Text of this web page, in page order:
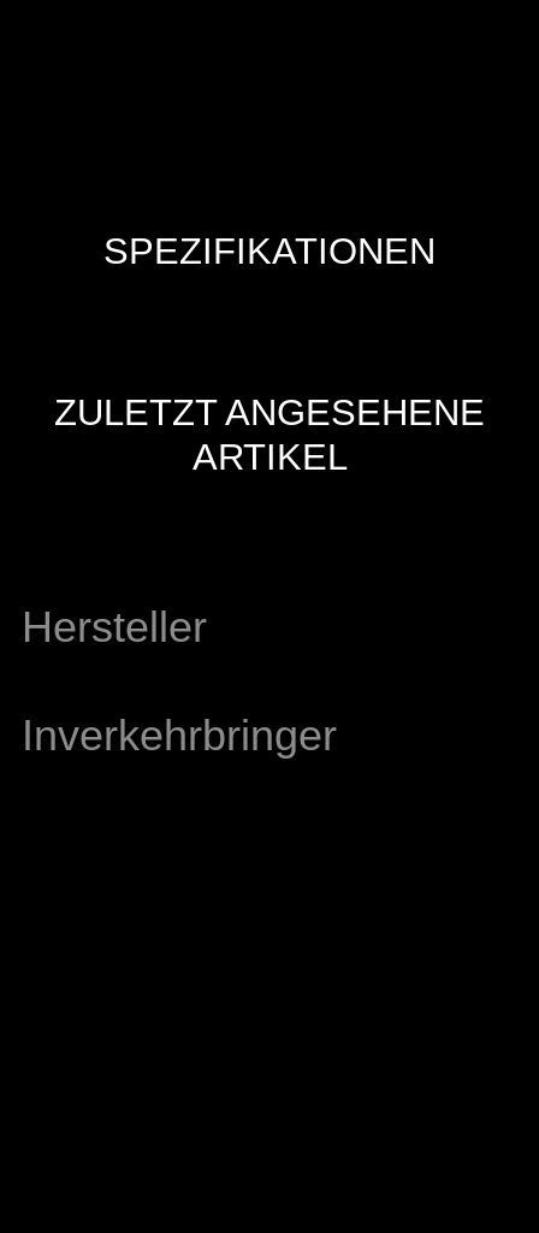
SPEZIFIKATIONEN
ZULETZT ANGESEHENE
ARTIKEL
Hersteller
Inverkehrbringer